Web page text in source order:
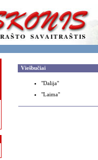
Viešbučiai
"Dalija"
"Laima"